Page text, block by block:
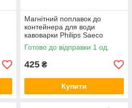
Магнітний поплавок до
контейнера для води
кавоварки Philips Saeco
9161.112.150
Готово до відправки 1 од.
425 ₴
Купити